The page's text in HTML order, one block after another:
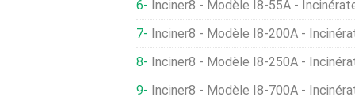
Inciner8 - Modèle I8-55A -
Inciner8 - Modèle I8-200A -
Inciner8 - Modèle I8-250A -
Inciner8 - Modèle I8-700A -